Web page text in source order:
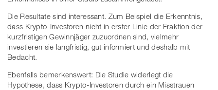
Die Resultate sind interessant. Zum Beispiel die Erkenntnis,
dass Krypto-Investoren nicht in erster Linie der Fraktion der
kurzfristigen Gewinnjäger zuzuordnen sind, vielmehr
investieren sie langfristig, gut informiert und deshalb mit
Bedacht.
Ebenfalls bemerkenswert: Die Studie widerlegt die
Hypothese, dass Krypto-Investoren durch ein Misstrauen